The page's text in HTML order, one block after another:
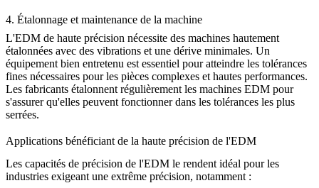
4. Étalonnage et maintenance de la machine
L'EDM de haute précision nécessite des machines hautement
étalonnées avec des vibrations et une dérive minimales. Un
équipement bien entretenu est essentiel pour atteindre les tolérances
fines nécessaires pour les pièces complexes et hautes performances.
Les fabricants étalonnent régulièrement les machines EDM pour
s'assurer qu'elles peuvent fonctionner dans les tolérances les plus
serrées.
Applications bénéficiant de la haute précision de l'EDM
Les capacités de précision de l'EDM le rendent idéal pour les
industries exigeant une extrême précision, notamment :